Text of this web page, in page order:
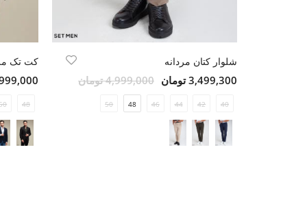
شلوار کتان مردانه
3,499,300 تومان 4,999,000 تومان
40
42
44
46
48
50
کت تک
13,999,000
48